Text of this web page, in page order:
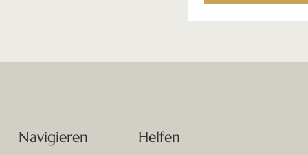
Navigieren Helfen